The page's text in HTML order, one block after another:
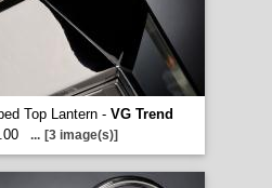
Top Lantern - VG Trend
... [3 image(s)]